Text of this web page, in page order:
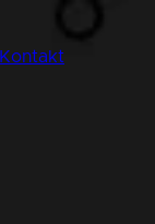
Kontakt